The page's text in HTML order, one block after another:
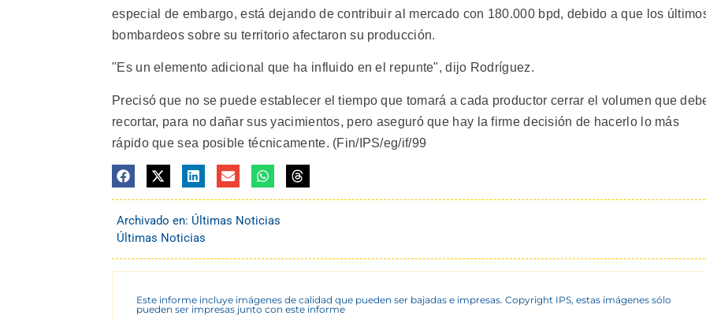
especial de embargo, está dejando de contribuir al mercado con 180.000 bpd, debido a que los
bombardeos sobre su territorio afectaron su producción.
"Es un elemento adicional que ha influido en el repunte", dijo Rodríguez.
Precisó que no se puede establecer el tiempo que tomará a cada productor cerrar el volumen que
recortar, para no dañar sus yacimientos, pero aseguró que hay la firme decisión de hacerlo lo más
rápido que sea posible técnicamente. (Fin/IPS/eg/if/99
Archivado en: Últimas Noticias
Últimas Noticias
Este informe incluye imágenes de calidad que pueden ser bajadas e impresas. Copyright IPS, estas imágenes sólo
pueden ser impresas junto con este informe